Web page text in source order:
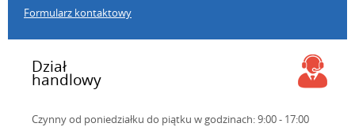
Formularz kontaktowy
Dział
handlowy
Czynny od poniedziałku do piątku w godzinach: 9:00 - 17:00